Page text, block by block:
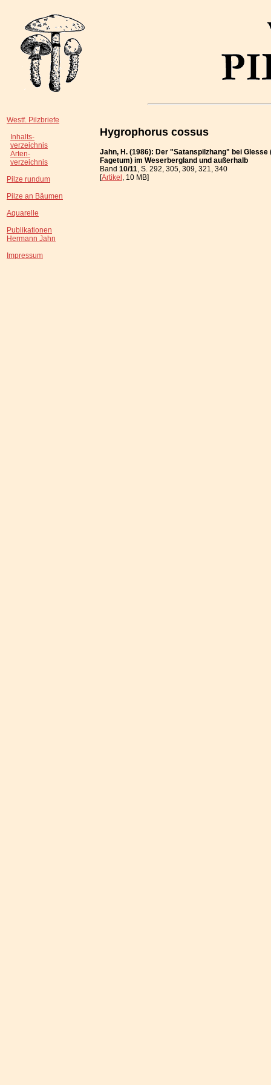
Westf. Pilzbriefe
Inhalts-
verzeichnis
Arten-
verzeichnis
Pilze rundum
Pilze an Bäumen
Aquarelle
Publikationen
Hermann Jahn
Impressum
Hygrophorus cossus
Jahn, H. (1986): Der "Satanspilzhang" bei
Fagetum) im Weserbergland und außerhalb
Band 10/11, S. 292, 305, 309, 321, 340
[Artikel, 10 MB]